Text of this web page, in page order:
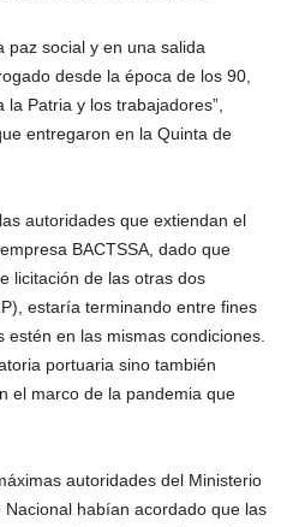
paz social y en una salida
desde la época de los 90,
Patria y los trabajadores”,
entregaron en la Quinta de
autoridades que extiendan el
BACTSSA, dado que
licitación de las otras dos
estaría terminando entre fines
en las mismas condiciones.
portuaria sino también
el marco de la pandemia que
autoridades del Ministerio
habían acordado que las